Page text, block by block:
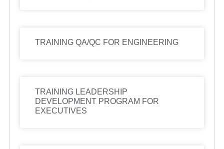
TRAINING QA/QC FOR ENGINEERING
TRAINING LEADERSHIP
DEVELOPMENT PROGRAM FOR
EXECUTIVES